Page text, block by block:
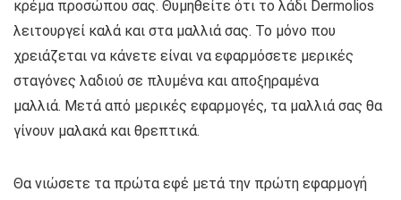
κρέμα προσώπου σας. Θυμηθείτε ότι το λάδι Dermolios
λειτουργεί καλά και στα μαλλιά σας. Το μόνο που
χρειάζεται να κάνετε είναι να εφαρμόσετε μερικές
σταγόνες λαδιού σε πλυμένα και αποξηραμένα
μαλλιά. Μετά από μερικές εφαρμογές, τα μαλλιά σας θα
γίνουν μαλακά και θρεπτικά.
Θα νιώσετε τα πρώτα εφέ μετά την πρώτη εφαρμογή